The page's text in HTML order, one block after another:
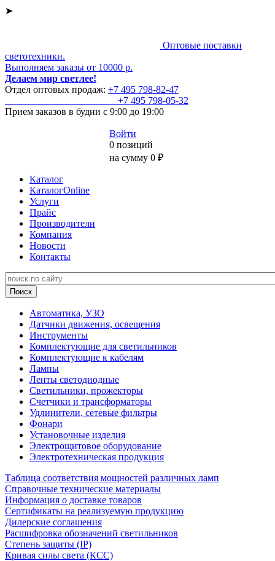
➤
Оптовые поставки
светотехники.
Выполняем заказы от 10000 р.
Делаем мир светлее!
Отдел оптовых продаж: +7 495 798-82-47
+7 495 798-05-32
Прием заказов в будни с 9:00 до 19:00
Войти
0 позиций
на сумму 0 ₽
Каталог
КаталогOnline
Услуги
Прайс
Производители
Компания
Новости
Контакты
Автоматика, УЗО
Датчики движения, освещения
Инструменты
Комплектующие для светильников
Комплектующие к кабелям
Лампы
Ленты светодиодные
Светильники, прожекторы
Счетчики и трансформаторы
Удлинители, сетевые фильтры
Фонари
Установочные изделия
Электрощитовое оборудование
Электротехническая продукция
Таблица соответствия мощностей различных ламп
Справочные технические материалы
Информация о доставке товаров
Сертификаты на реализуемую продукцию
Дилерские соглашения
Расшифровка обозначений светильников
Степень защиты (IP)
Кривая силы света (КСС)